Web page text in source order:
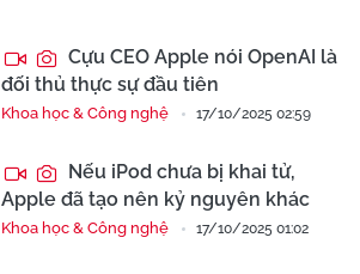
Cựu CEO Apple nói OpenAI là
đối thủ thực sự đầu tiên
Khoa học & Công nghệ 17/10/2025 02:59
Nếu iPod chưa bị khai tử,
Apple đã tạo nên kỷ nguyên khác
Khoa học & Công nghệ 17/10/2025 01:02